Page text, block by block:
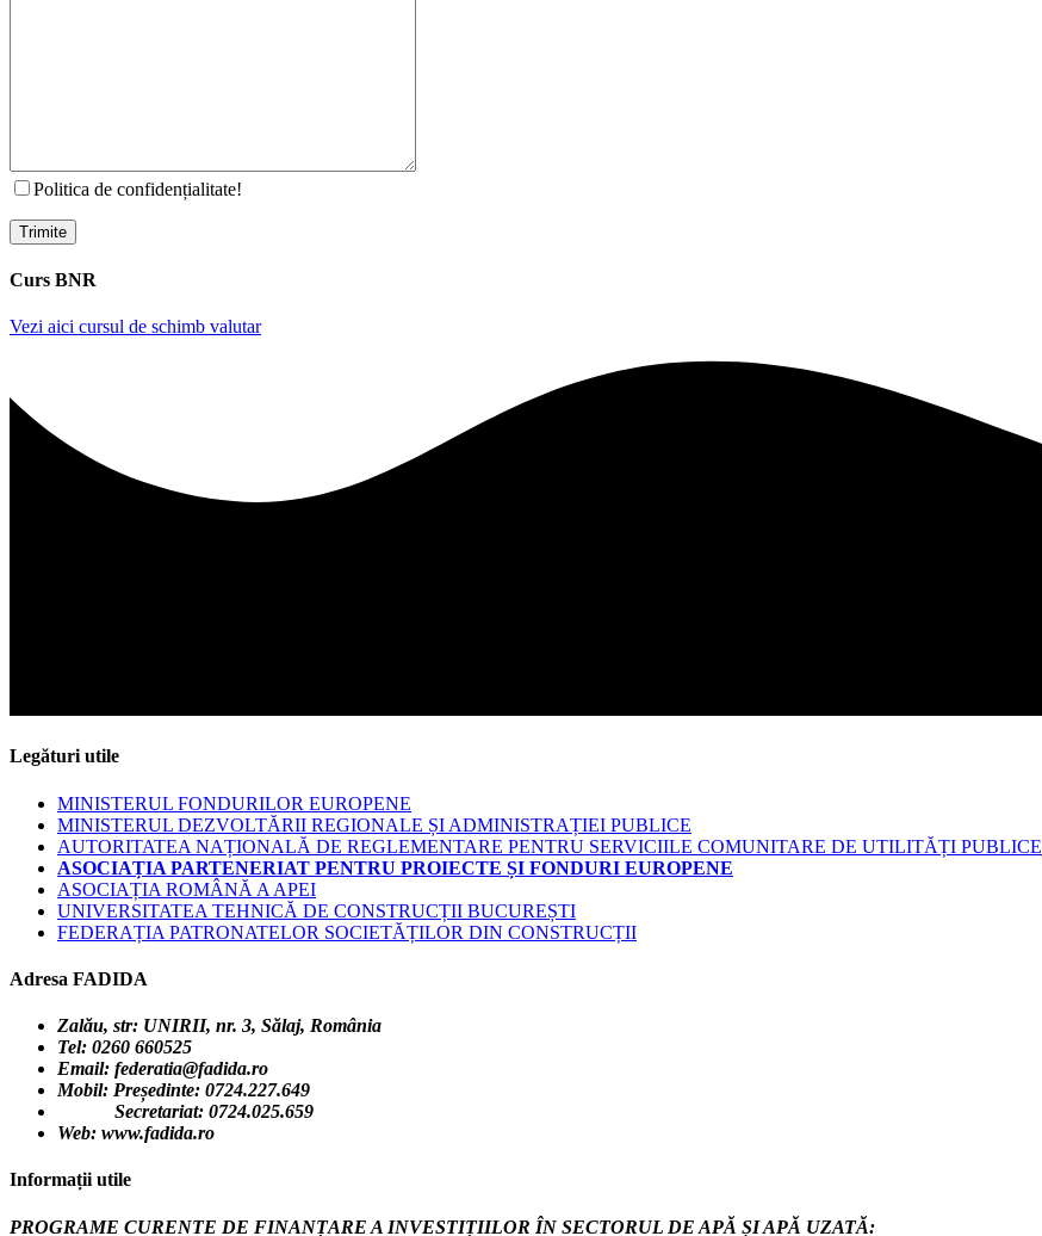
Politica de confidențialitate!
Curs BNR
Vezi aici cursul de schimb valutar
Legături utile
MINISTERUL FONDURILOR EUROPENE
MINISTERUL DEZVOLTĂRII REGIONALE ȘI ADMINISTRAȚIEI PUBLICE
AUTORITATEA NAȚIONALĂ DE REGLEMENTARE PENTRU SERVICIILE COMUNITARE DE UTILITĂȚI PUBLICE
ASOCIAȚIA PARTENERIAT PENTRU PROIECTE ȘI FONDURI EUROPENE
ASOCIAȚIA ROMÂNĂ A APEI
UNIVERSITATEA TEHNICĂ DE CONSTRUCȚII BUCUREȘTI
FEDERAȚIA PATRONATELOR SOCIETĂȚILOR DIN CONSTRUCȚII
Adresa FADIDA
Zalău, str: UNIRII, nr. 3, Sălaj, România
Tel: 0260 660525
Email: federatia@fadida.ro
Mobil: Președinte: 0724.227.649
Secretariat: 0724.025.659
Web: www.fadida.ro
Informații utile
PROGRAME CURENTE DE FINANȚARE A INVESTIȚIILOR ÎN SECTORUL DE APĂ ȘI APĂ UZATĂ: